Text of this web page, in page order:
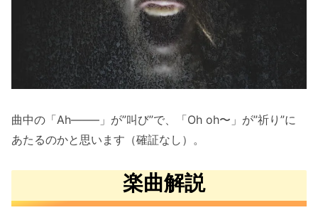
曲中の「Ah——–」が”叫び”で、「Oh oh〜」が”祈り”に
あたるのかと思います（確証なし）。
楽曲解説